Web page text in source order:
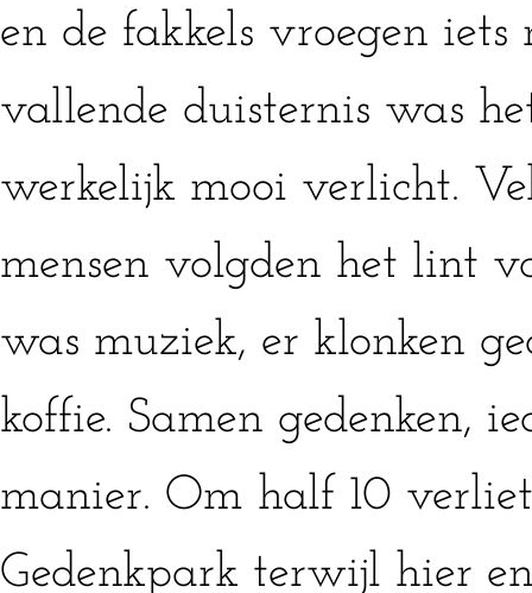
en de fakkels vroegen iets
vallende duisternis was
werkelijk mooi verlicht.
mensen volgden het lint
was muziek, er klonken
koffie. Samen gedenken,
manier. Om half 10
Gedenkpark terwijl hier